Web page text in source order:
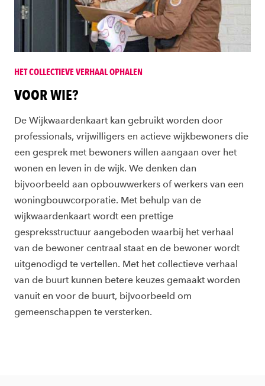
HET COLLECTIEVE VERHAAL OPHALEN
VOOR WIE?
De Wijkwaardenkaart kan gebruikt worden door
professionals, vrijwilligers en actieve wijkbewoners die
een gesprek met bewoners willen aangaan over het
wonen en leven in de wijk. We denken dan
bijvoorbeeld aan opbouwwerkers of werkers van een
woningbouwcorporatie. Met behulp van de
wijkwaardenkaart wordt een prettige
gespreksstructuur aangeboden waarbij het verhaal
van de bewoner centraal staat en de bewoner wordt
uitgenodigd te vertellen. Met het collectieve verhaal
van de buurt kunnen betere keuzes gemaakt worden
vanuit en voor de buurt, bijvoorbeeld om
gemeenschappen te versterken.